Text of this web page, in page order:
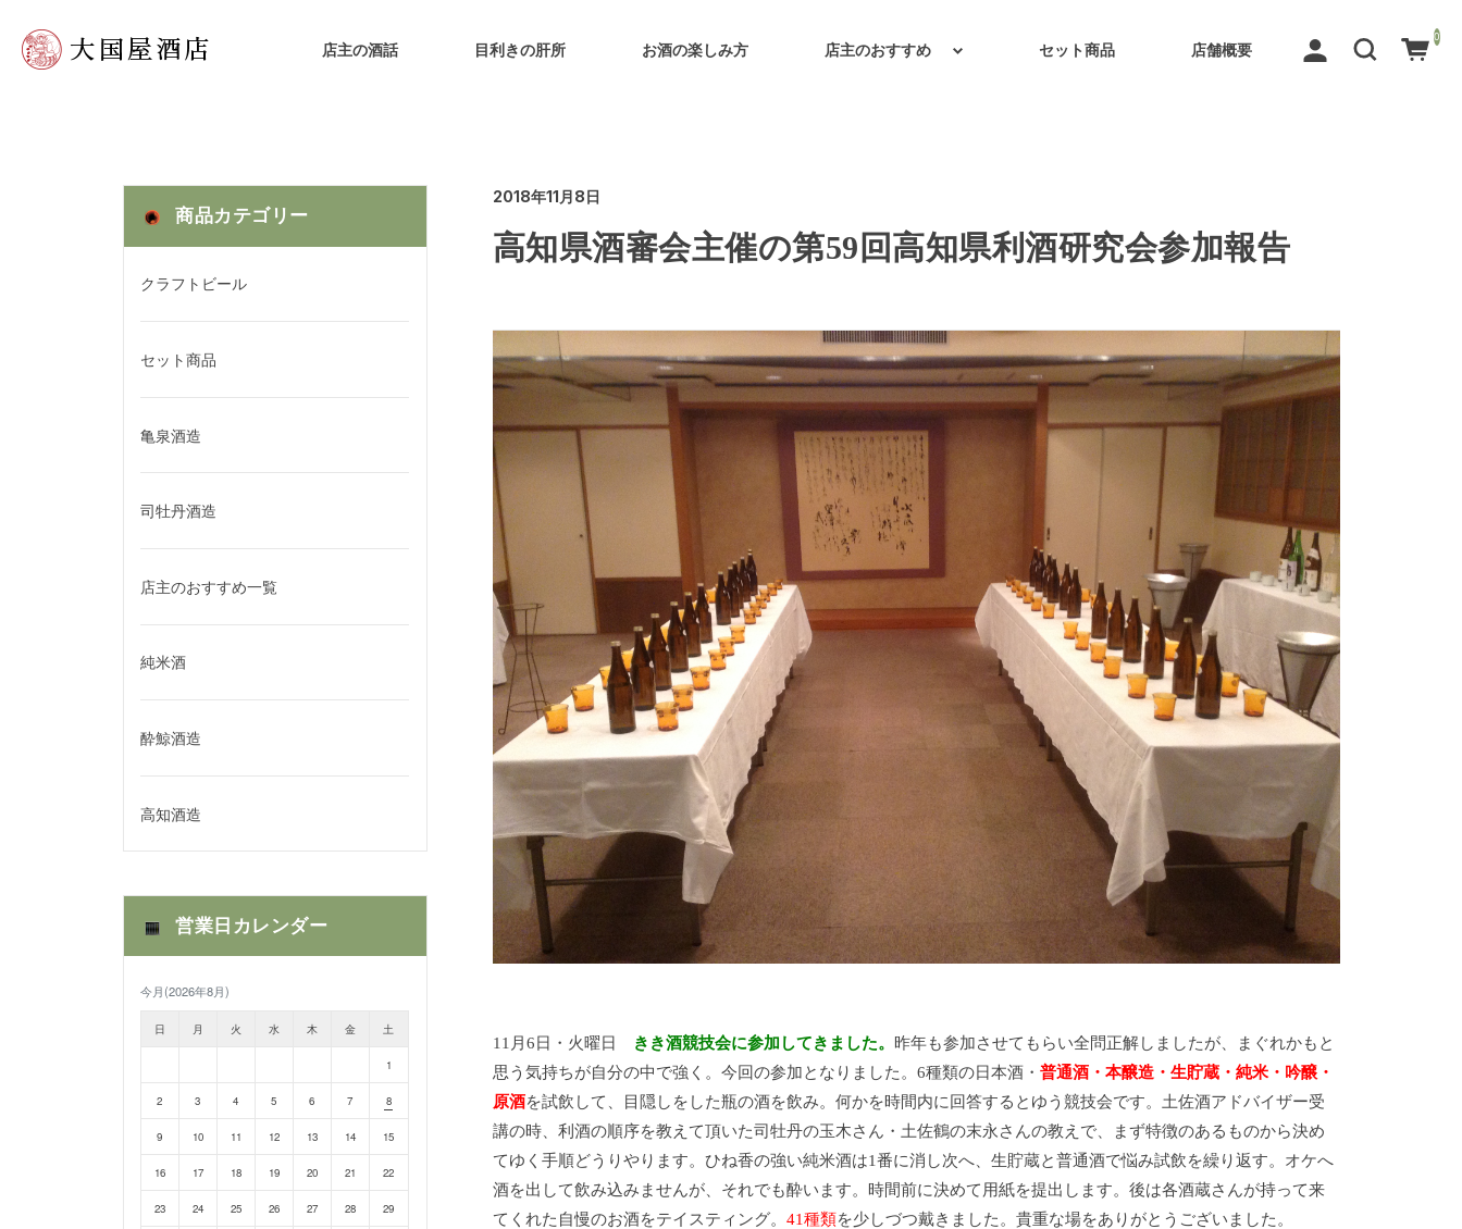
店主の酒話 目利きの肝所 お酒の楽しみ方 店主のおすすめ セット商品 店舗概要
0
2018年11月8日
高知県酒審会主催の第59回高知県利酒研究会参加報告
11月6日・火曜日 きき酒競技会に参加してきました。 昨年も参加させてもらい全問正解しましたが、まぐれかもと
思う気持ちが自分の中で強く。今回の参加となりました。6種類の日本酒・ 普通酒・本醸造・生貯蔵・純米・吟醸・
原酒を試飲して、目隠しをした瓶の酒を飲み。何かを時間内に回答するとゆう競技会です。土佐酒アドバイザー受
講の時、利酒の順序を教えて頂いた司牡丹の玉木さん・土佐鶴の末永さんの教えで、まず特徴のあるものから決め
てゆく手順どうりやります。ひね香の強い純米酒は1番に消し次へ、生貯蔵と普通酒で悩み試飲を繰り返す。オケへ
酒を出して飲み込みませんが、それでも酔います。時間前に決めて用紙を提出します。後は各酒蔵さんが持って来
てくれた自慢のお酒をテイスティング。 41種類を少しづつ戴きました。貴重な場をありがとうございました。
商品カテゴリー
クラフトビール
セット商品
亀泉酒造
司牡丹酒造
店主のおすすめ一覧
純米酒
酔鯨酒造
高知酒造
営業日カレンダー
今月(2026年8月)
日 月 火 水 木 金 土
1
2 3 4 5 6 7 8
9 10 11 12 13 14 15
16 17 18 19 20 21 22
23 24 25 26 27 28 29